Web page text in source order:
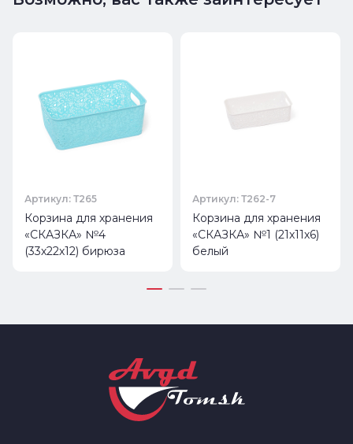
Артикул: Т265
Корзина для хранения
«СКАЗКА» №4
(33х22х12) бирюза
Артикул: Т262-7
Корзина для хранения
«СКАЗКА» №1 (21х11х6)
белый